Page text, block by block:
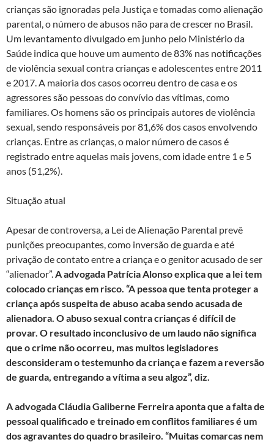
crianças são ignoradas pela Justiça e tomadas como alienação
parental, o número de abusos não para de crescer no Brasil.
Um levantamento divulgado em junho pelo Ministério da
Saúde indica que houve um aumento de 83% nas notificações
de violência sexual contra crianças e adolescentes entre 2011
e 2017. A maioria dos casos ocorreu dentro de casa e os
agressores são pessoas do convívio das vítimas, como
familiares. Os homens são os principais autores de violência
sexual, sendo responsáveis por 81,6% dos casos envolvendo
crianças. Entre as crianças, o maior número de casos é
registrado entre aquelas mais jovens, com idade entre 1 e 5
anos (51,2%).
Situação atual
Apesar de controversa, a Lei de Alienação Parental prevê
punições preocupantes, como inversão de guarda e até
privação de contato entre a criança e o genitor acusado de ser
“alienador”.A advogada Patrícia Alonso explica que a lei tem
colocado crianças em risco. “A pessoa que tenta proteger a
criança após suspeita de abuso acaba sendo acusada de
alienadora. O abuso sexual contra crianças é difícil de
provar. O resultado inconclusivo de um laudo não significa
que o crime não ocorreu, mas muitos legisladores
desconsideram o testemunho da criança e fazem a reversão
de guarda, entregando a vítima a seu algoz”, diz.
A advogada Cláudia Galiberne Ferreira aponta que a falta de
pessoal qualificado e treinado em conflitos familiares é um
dos agravantes do quadro brasileiro. “Muitas comarcas nem